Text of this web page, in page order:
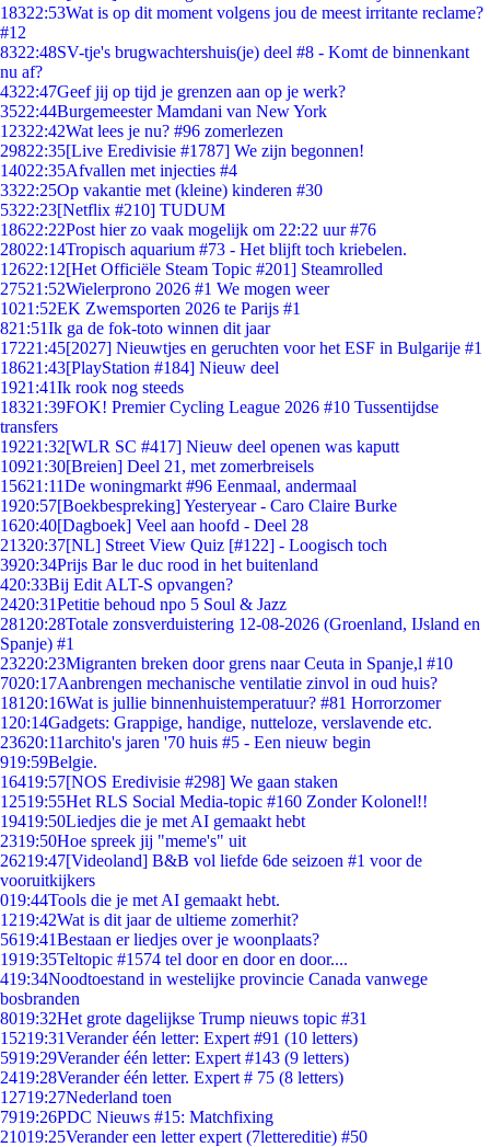
18322:53Wat is op dit moment volgens jou de meest irritante reclame?
#12
8322:48SV-tje's brugwachtershuis(je) deel #8 - Komt de binnenkant
nu af?
4322:47Geef jij op tijd je grenzen aan op je werk?
3522:44Burgemeester Mamdani van New York
12322:42Wat lees je nu? #96 zomerlezen
29822:35[Live Eredivisie #1787] We zijn begonnen!
14022:35Afvallen met injecties #4
3322:25Op vakantie met (kleine) kinderen #30
5322:23[Netflix #210] TUDUM
18622:22Post hier zo vaak mogelijk om 22:22 uur #76
28022:14Tropisch aquarium #73 - Het blijft toch kriebelen.
12622:12[Het Officiële Steam Topic #201] Steamrolled
27521:52Wielerprono 2026 #1 We mogen weer
1021:52EK Zwemsporten 2026 te Parijs #1
821:51Ik ga de fok-toto winnen dit jaar
17221:45[2027] Nieuwtjes en geruchten voor het ESF in Bulgarije #1
18621:43[PlayStation #184] Nieuw deel
1921:41Ik rook nog steeds
18321:39FOK! Premier Cycling League 2026 #10 Tussentijdse
transfers
19221:32[WLR SC #417] Nieuw deel openen was kaputt
10921:30[Breien] Deel 21, met zomerbreisels
15621:11De woningmarkt #96 Eenmaal, andermaal
1920:57[Boekbespreking] Yesteryear - Caro Claire Burke
1620:40[Dagboek] Veel aan hoofd - Deel 28
21320:37[NL] Street View Quiz [#122] - Loogisch toch
3920:34Prijs Bar le duc rood in het buitenland
420:33Bij Edit ALT-S opvangen?
2420:31Petitie behoud npo 5 Soul & Jazz
281 20:28Totale zonsverduistering 12-08-2026 (Groenland, IJsland en
Spanje) #1
23220:23Migranten breken door grens naar Ceuta in Spanje,l #10
7020:17Aanbrengen mechanische ventilatie zinvol in oud huis?
181 20:16Wat is jullie binnenhuistemperatuur? #81 Horrorzomer
1 20:14Gadgets: Grappige, handige, nutteloze, verslavende etc.
23620:11archito's jaren '70 huis #5 - Een nieuw begin
919:59Belgie.
16419:57[NOS Eredivisie #298] We gaan staken
12519:55Het RLS Social Media-topic #160 Zonder Kolonel!!
19419:50Liedjes die je met AI gemaakt hebt
2319:50Hoe spreek jij "meme's" uit
26219:47[Videoland] B&B vol liefde 6de seizoen #1 voor de
vooruitkijkers
019:44Tools die je met AI gemaakt hebt.
1219:42Wat is dit jaar de ultieme zomerhit?
5619:41Bestaan er liedjes over je woonplaats?
1919:35Teltopic #1574 tel door en door en door....
419:34Noodtoestand in westelijke provincie Canada vanwege
bosbranden
8019:32Het grote dagelijkse Trump nieuws topic #31
15219:31Verander één letter: Expert #91 (10 letters)
5919:29Verander één letter: Expert #143 (9 letters)
2419:28Verander één letter. Expert # 75 (8 letters)
12719:27Nederland toen
7919:26PDC Nieuws #15: Matchfixing
21019:25Verander een letter expert (7lettereditie) #50